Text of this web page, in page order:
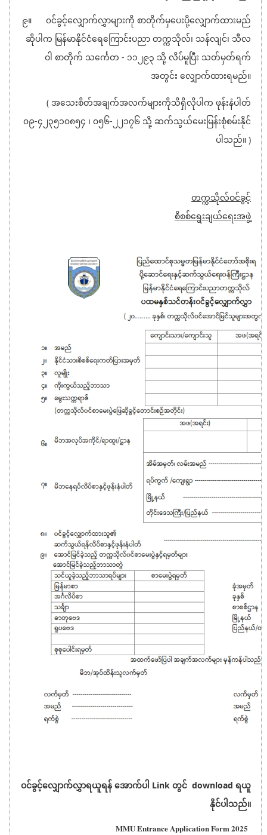
၉။ ၀င်ခွင့်လျှောက်လွှာများကို စာတိုက်မှပေးပို့လျှောက်ထားမည်
ဆိုပါက မြန်မာနိုင်ငံရေကြောင်းပညာ တက္ကသိုလ်၊ သန်လျင်၊ သီလ
ဝါ စာတိုက် သင်္ကေတ - ၁၁၂၉၃ သို့ လိပ်မူပြီး သတ်မှတ်ရက်
အတွင်း လျှောက်ထားရမည်။
( အသေးစိတ်အချက်အလက်များကိုသိရှိလိုပါက ဖုန်းနံပါတ်
၀၉-၄၂၃၅၁၀၈၅၄ ၊ ၀၅၆-၂၂၁၇၆ သို့ ဆက်သွယ်မေးမြန်းစုံစမ်းနိုင်
ပါသည်။ )
တက္ကသိုလ်ဝင်ခွင့်
စိစစ်ရွေးချယ်ရေးအဖွဲ့
ဝင်ခွင့်လျှောက်လွှာရယူရန် အောက်ပါ Link တွင် download ရယူ
နိုင်ပါသည်။
MMU Entrance Application Form 2025